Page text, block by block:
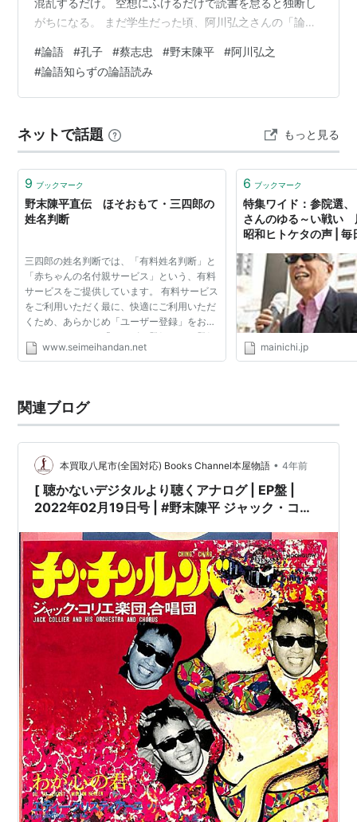
混乱するだけ。 空想にふけるだけで読書を怠ると独断し
がちになる。 まだ学生だった頃、阿川弘之さんの「論語
ことわざ集で、「女子と小人とは養い難し」といった現
代では掲載要注意(笑)の思想を持つ学問と思っていまし
た。「論語読みの論語知らず」をひっくり返したタイト
各エピソードを通じて論語の世界に入っていくユーモア
あふれるエッセイ集でとても面白かった…
#論語 #孔子 #蔡志忠 #野末陳平 #阿川弘之
#論語知らずの論語読み
ネットで話題 もっと見る
9 ブックマーク
野末陳平直伝 ほそおもて・三四郎の
姓名判断
三四郎の姓名判断では、「有料姓名判断」と
「赤ちゃんの名付親サービス」という、有料
サービスをご提供しています。 有料サービス
をご利用いただく最に、快適にご利用いただ
くため、あらかじめ「ユーザー登録」をお願
いしております。「ユーザー登録」は、登録
料も年会費も必要ありません。 有料サービス
www.seimeihandan.net
6 ブックマーク
特集ワイド：参院選
さんのゆる～い戦い
昭和ヒトケタの声 | 毎
mainichi.jp
関連ブログ
本買取八尾市(全国対応) Books Channel本屋物語 • 4年前
[ 聴かないデジタルより聴くアナログ | EP盤 |
2022年02月19日号 | #野末陳平 ジャック・コリ
※日本盤 品番:HIT-1629 | 盤面=EX ジャケット
=EX | #ジャック・コリエ楽団 #わが心の君 他 |